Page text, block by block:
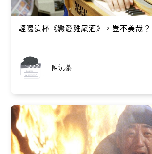
輕啜這杯《戀愛雞尾酒》，豈不美哉？
陳沅綦